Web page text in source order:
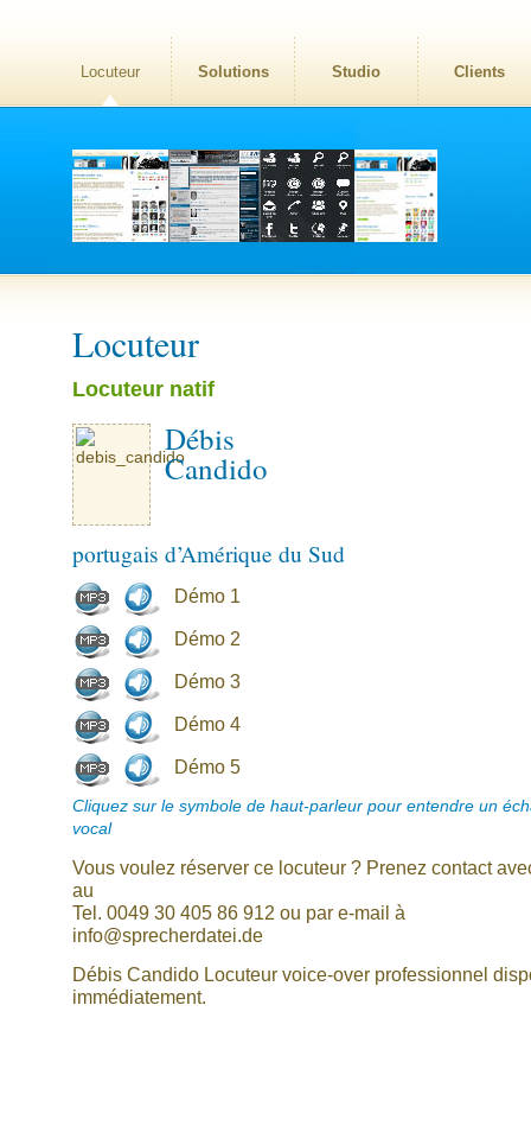
Locuteur Solutions Studio Clients
Locuteur
Locuteur natif
Débis
Candido
portugais d’Amérique du Sud
Démo 1
Démo 2
Démo 3
Démo 4
Démo 5
Cliquez sur le symbole de haut-parleur pour entendre un
vocal
Vous voulez réserver ce locuteur ? Prenez contact
au
Tel. 0049 30 405 86 912 ou par e-mail à
info@sprecherdatei.de
Débis Candido Locuteur voice-over professionnel
immédiatement.